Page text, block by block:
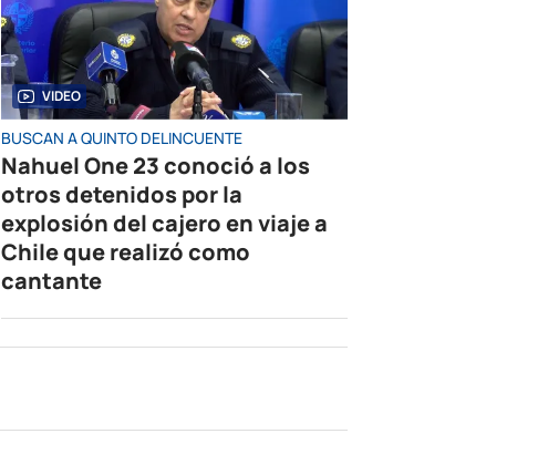
VIDEO
BUSCAN A QUINTO DELINCUENTE
Nahuel One 23 conoció a los
otros detenidos por la
explosión del cajero en viaje a
Chile que realizó como
cantante